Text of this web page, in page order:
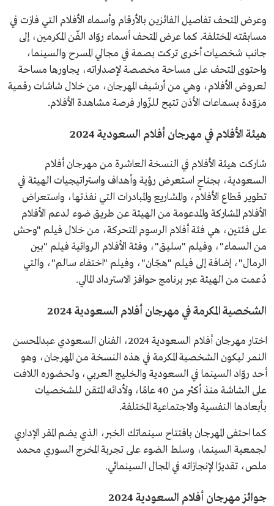
وعرض المتحف تفاصيل الفائزين بالأرقام وأسماء الأفلام التي فازت في
مسابقته المختلفة. كما عرض المتحف أسماء روّاد الفّن المكرمين، إلى
جانب شخصيات أخرى تركت بصمة في مجالي المسرح والسينما،
واحتوى المتحف على مساحة مخصصة لإصداراته، يجاورها مساحة
لعروض الأفلام، وهي من أرشيف المهرجان، من خلال شاشات رقمية
مزوّدة بسماعات الأذن تتيح للزّوار فرصة مشاهدة الأفلام.
هيئة الأفلام في مهرجان أفلام السعودية 2024
شاركت هيئة الأفلام في النسخة العاشرة من مهرجان أفلام
السعودية، بجناحٍ استعرض رؤية وأهداف واستراتيجيات الهيئة في
تطوير قطاع الأفلام، والمشاريع والمبادرات التي نفذتها، واستعراض
الأفلام المشاركة والمدعومة من الهيئة عن طريق ضوء لدعم الأفلام
على فئتين، هي فئة أفلام الرسوم المتحركة، من خلال فيلم "وحش
من السماء"، وفيلم "سليق"، وفئة الأفلام الروائية فيلم "بين
الرمال"، إضافة إلى فيلم "هجّان"، وفيلم "اختفاء سالم"، والتي
دُعمت من الهيئة عبر برنامج حوافز الاسترداد المالي.
الشخصية المكرمة في مهرجان أفلام السعودية 2024
اختار مهرجان أفلام السعودية 2024، الفنان السعودي عبدالمحسن
النمر ليكون الشخصية المكرمة في هذه النسخة من المهرجان، وهو
أحد روّاد السينما في السعودية والخليج العربي، ولحضوره اللافت
على الشاشة منذ أكثر من 40 عامًا، ولأدائه المتقن للشخصيات
بأبعادها النفسية والاجتماعية المختلفة.
كما احتفى المهرجان بافتتاح سينماتك الخبر، الذي يضم المقر الإداري
لجمعية السينما، وسلط الضوء على تجربة المخرج السوري محمد
ملص، تقديرًا لإنجازاته في المجال السينمائي.
جوائز مهرجان أفلام السعودية 2024